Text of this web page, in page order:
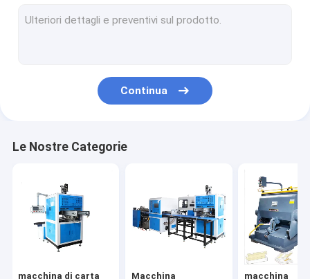
macchina dell'incartonamento della pizza
Portare via macchina per fabbricare scatole
Macchina per la fabbricazione di scatole stampate
Macchina per la fabbricazione di scatole mobili
Continua
Le Nostre Categorie
macchina di carta Macchina macchina